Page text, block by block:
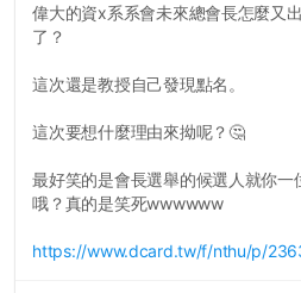
偉大的資x系系會未來總會長怎麼又
了？
這次還是教授自己發現點名。
這次要想什麼理由來拗呢？🤔
最好笑的是會長選舉的候選人就你一
哦？真的是笑死wwwwww
https://www.dcard.tw/f/nthu/p/